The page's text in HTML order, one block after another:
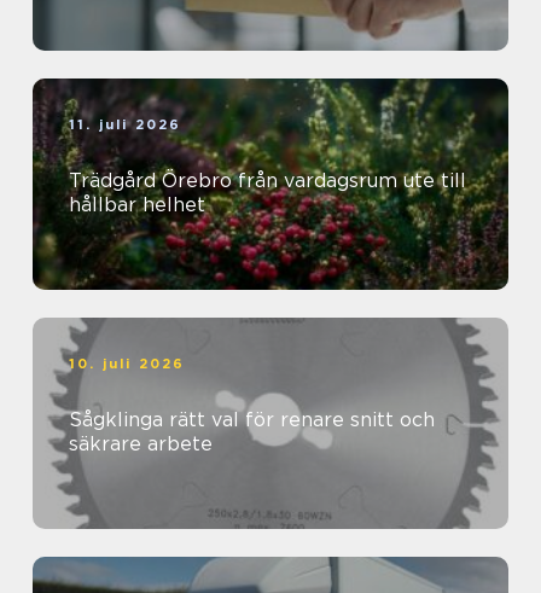
11. juli 2026
Trädgård Örebro från vardagsrum ute till
hållbar helhet
10. juli 2026
Sågklinga rätt val för renare snitt och
säkrare arbete